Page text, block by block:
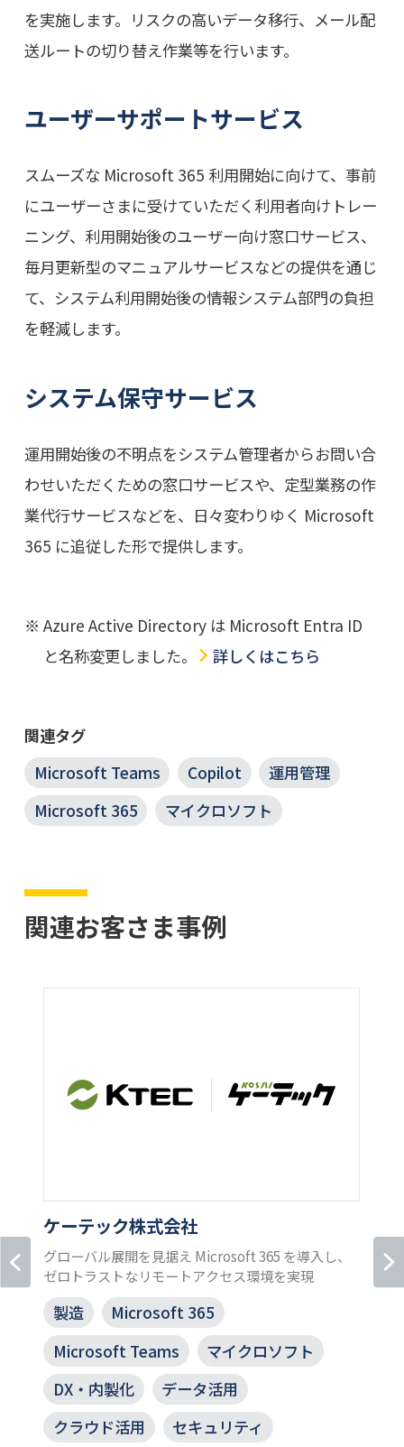
を実施します。リスクの高いデータ移行、メール配
送ルートの切り替え作業等を行います。
ユーザーサポートサービス
スムーズな Microsoft 365 利用開始に向けて、事前
にユーザーさまに受けていただく利用者向けトレー
ニング、利用開始後のユーザー向け窓口サービス、
毎月更新型のマニュアルサービスなどの提供を通じ
て、システム利用開始後の情報システム部門の負担
を軽減します。
システム保守サービス
運用開始後の不明点をシステム管理者からお問い合
わせいただくための窓口サービスや、定型業務の作
業代行サービスなどを、日々変わりゆく Microsoft
365 に追従した形で提供します。
Azure Active Directory は Microsoft Entra ID
と名称変更しました。
詳しくはこちら
関連タグ
Microsoft Teams
Copilot
運用管理
Microsoft 365
マイクロソフト
関連お客さま事例
ケーテック株式会社
グローバル展開を見据え Microsoft 365 を導入し、
ゼロトラストなリモートアクセス環境を実現
製造
Microsoft 365
Microsoft Teams
マイクロソフト
DX・内製化
データ活用
クラウド活用
セキュリティ